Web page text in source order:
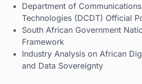
Department of
Technologies (DCDT) Official
South African Government
Framework
Industry Analysis on African
and Data Sovereignty